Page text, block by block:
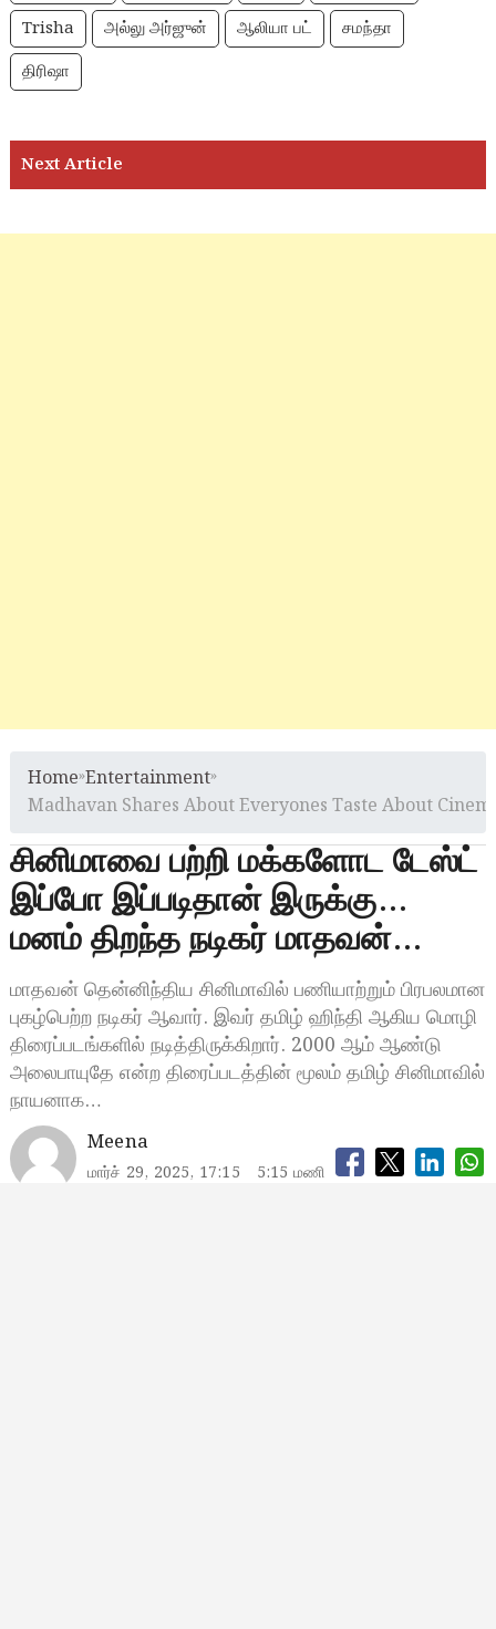
Trisha
அல்லு அர்ஜுன் ஆலியா பட்
சமந்தா
திரிஷா
Home»Entertainment»
Madhavan Shares About Everyones Taste About
சினிமாவை பற்றி மக்களோட டேஸ்ட்
இப்போ இப்படிதான் இருக்கு…
மனம் திறந்த நடிகர் மாதவன்…
மாதவன் தென்னிந்திய சினிமாவில் பணியாற்றும் பிரபலமான
புகழ்பெற்ற நடிகர் ஆவார். இவர் தமிழ் ஹிந்தி ஆகிய மொழி
திரைப்படங்களில் நடித்திருக்கிறார். 2000 ஆம் ஆண்டு
அலைபாயுதே என்ற திரைப்படத்தின் மூலம் தமிழ் சினிமாவில்
நாயனாக…
Meena
மார்ச் 29, 2025, 17:15 5:15 மணி